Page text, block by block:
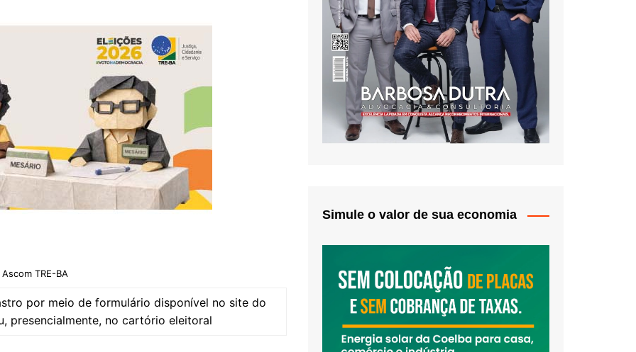
TRE-BA
por meio de formulário disponível no site do
presencialmente, no cartório eleitoral
Simule o valor de sua economia